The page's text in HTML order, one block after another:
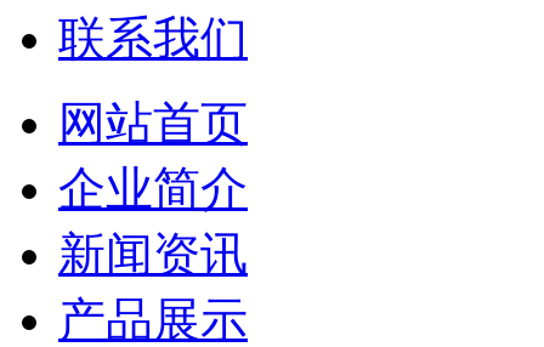
联系我们
网站首页
企业简介
新闻资讯
产品展示